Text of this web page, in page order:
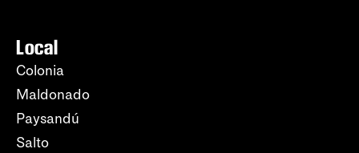
Local
Colonia
Maldonado
Paysandú
Salto